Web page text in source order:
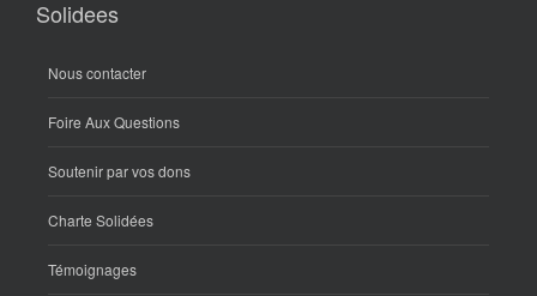
Solidees
Nous contacter
Foire Aux Questions
Soutenir par vos dons
Charte Solidées
Témoignages